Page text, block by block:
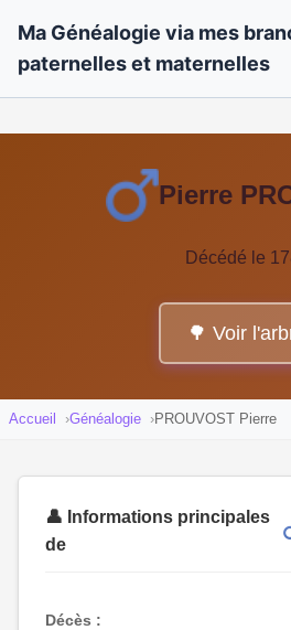
Ma Généalogie via mes
paternelles et maternelles
Pierre
Décédé le
🌳 Voir
Accueil Généalogie PROUVOST Pierre
👤 Informations principales
de
Décès :